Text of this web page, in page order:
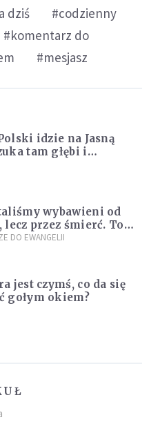
dziś
#codzienny
#komentarz do
#mesjasz
idzie na Jasną
tam głębi i
wybawieni od
przez śmierć. To
tajemnic
DO EWANGELII
jest czymś, co da się
gołym okiem?